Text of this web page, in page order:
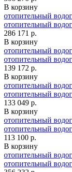
В корзину
отопительный
отопительный
286 171 р.
В корзину
отопительный
отопительный
139 172 р.
В корзину
отопительный
отопительный
133 049 р.
В корзину
отопительный
отопительный
113 100 р.
В корзину
отопительный
отопительный